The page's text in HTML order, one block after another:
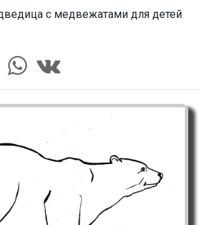
с медвежатами для детей